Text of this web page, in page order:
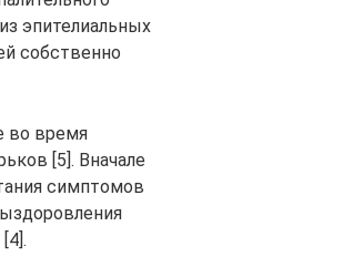
эпителиальных
собственно
во время
[5]. Вначале
симптомов